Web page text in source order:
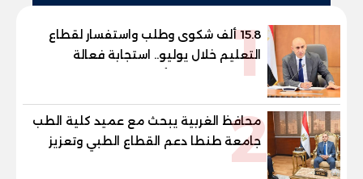
115.8 ألف شكوى وطلب واستفسار لقطاع
التعليم خلال يوليو.. استجابة فعالة
لشكاوى الطلاب وأولياء الأمور
2
محافظ الغربية يبحث مع عميد كلية الطب
جامعة طنطا دعم القطاع الطبي وتعزيز
الاستفادة من الخبرات الأكاديمية